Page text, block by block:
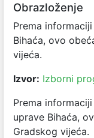
Obrazloženje
Prema
Bihaća, ovo
vijeća.
Izvor: Izborni
Prema
uprave Bihaća,
Gradskog vijeća.